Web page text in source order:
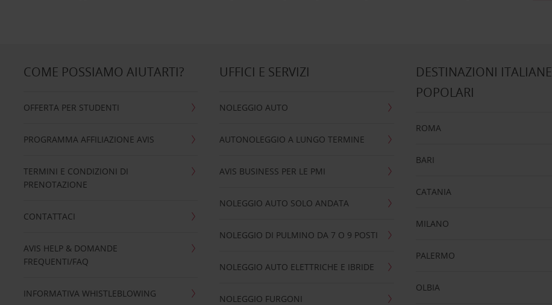
COME POSSIAMO AIUTARTI?
OFFERTA PER STUDENTI
PROGRAMMA AFFILIAZIONE AVIS
TERMINI E CONDIZIONI DI
PRENOTAZIONE
CONTATTACI
AVIS HELP & DOMANDE
FREQUENTI/FAQ
INFORMATIVA WHISTLEBLOWING
UFFICI E SERVIZI
NOLEGGIO AUTO
AUTONOLEGGIO A LUNGO TERMINE
AVIS BUSINESS PER LE PMI
NOLEGGIO AUTO SOLO ANDATA
NOLEGGIO DI PULMINO DA 7 O 9 POSTI
NOLEGGIO AUTO ELETTRICHE E IBRIDE
NOLEGGIO FURGONI
DESTINAZIONI ITALIANE
POPOLARI
ROMA
BARI
CATANIA
MILANO
PALERMO
OLBIA